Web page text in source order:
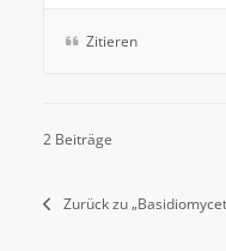
Zitieren
2 Beiträge
Zurück zu